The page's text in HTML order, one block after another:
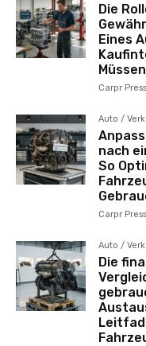
Die
Eines
Müssen
Carpr
Auto /
nach
So
Carpr
Auto /
Die